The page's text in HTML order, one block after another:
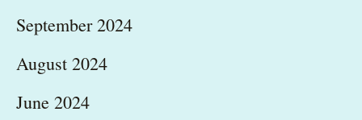
September 2024
August 2024
June 2024